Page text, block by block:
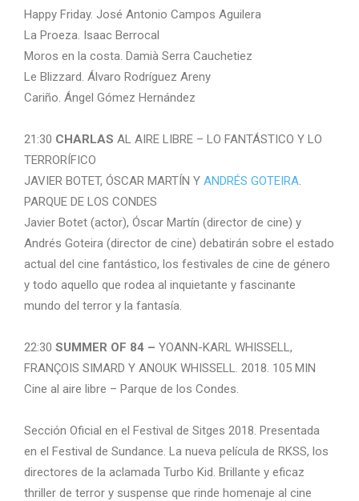
Happy Friday. José Antonio Campos Aguilera
La Proeza. Isaac Berrocal
Moros en la costa. Damià Serra Cauchetiez
Le Blizzard. Álvaro Rodríguez Areny
Cariño. Ángel Gómez Hernández
21:30 CHARLAS AL AIRE LIBRE – LO FANTÁSTICO Y LO
TERRORÍFICO
JAVIER BOTET, ÓSCAR MARTÍN Y ANDRÉS GOTEIRA
PARQUE DE LOS CONDES
Javier Botet (actor), Óscar Martín (director de cine) y
Andrés Goteira (director de cine) debatirán sobre el estado
actual del cine fantástico, los festivales de cine de género
y todo aquello que rodea al inquietante y fascinante
mundo del terror y la fantasía.
22:30 SUMMER OF 84 – YOANN-KARL WHISSELL,
FRANÇOIS SIMARD Y ANOUK WHISSELL. 2018. 105 MIN
Cine al aire libre – Parque de los Condes.
Sección Oficial en el Festival de Sitges 2018. Presentada
en el Festival de Sundance. La nueva película de RKSS, los
directores de la aclamada Turbo Kid. Brillante y eficaz
thriller de terror y suspense que rinde homenaje al cine